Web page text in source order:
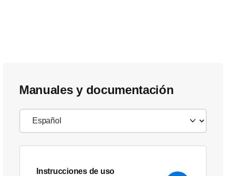
Manuales y documentación
Instrucciones de uso